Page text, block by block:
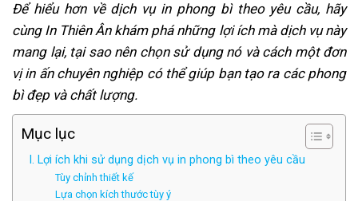
Để hiểu hơn về dịch vụ in phong bì theo yêu cầu, hãy
cùng In Thiên Ân khám phá những lợi ích mà dịch vụ này
mang lại, tại sao nên chọn sử dụng nó và cách một đơn
vị in ấn chuyên nghiệp có thể giúp bạn tạo ra các phong
bì đẹp và chất lượng.
Mục lục
I. Lợi ích khi sử dụng dịch vụ in phong bì theo yêu cầu
Tùy chỉnh thiết kế
Lựa chọn kích thước tùy ý